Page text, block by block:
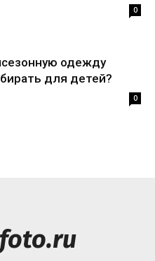
0
одежду
для детей?
0